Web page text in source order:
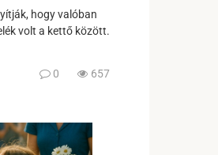
hogy valóban
volt a kettő között.
0 657